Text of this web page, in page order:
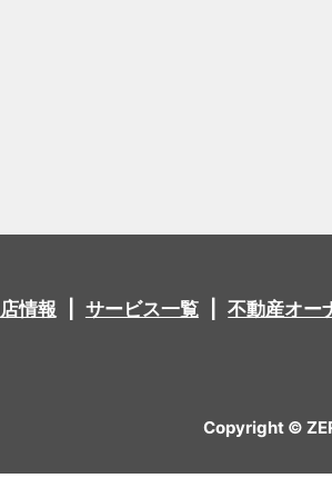
情報 サービス一覧 不動産オー
Copyright ©